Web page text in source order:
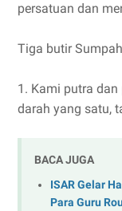
persatuan dan
Tiga butir
1. Kami putra
darah yang satu,
BACA JUGA
ISAR Gelar
Para Guru